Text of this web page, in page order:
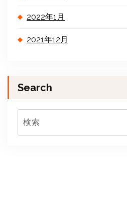
2022年1月
2021年12月
Search